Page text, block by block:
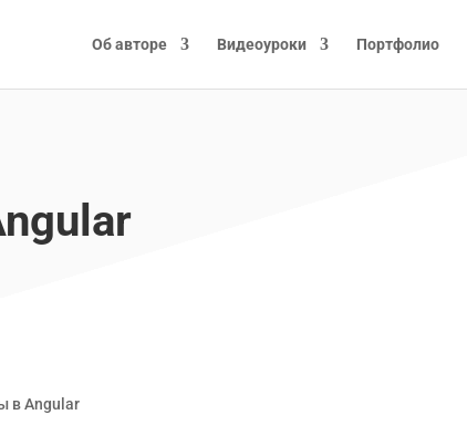
Об авторе Видеоуроки Портфолио
в Angular